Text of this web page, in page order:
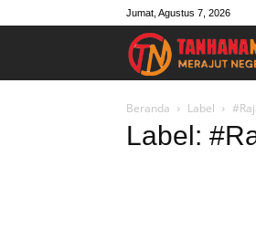
Jumat, Agustus 7, 2026
Beranda Label
Label: